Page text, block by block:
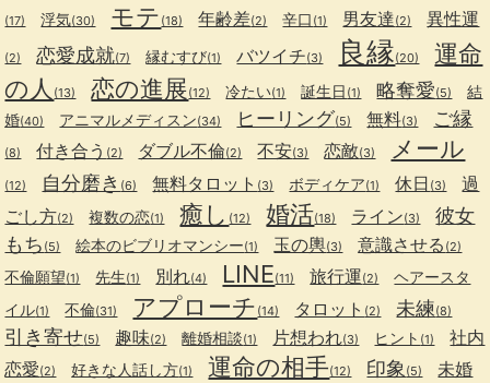
(17) 浮気(30) モテ (18) 年齢差(2) 辛口 (1) 男友達(2) 異性運
(2) 恋愛成就(7) 縁むすび(1) バツイチ(3) 良縁(20)
運命
の人 (13) 恋の進展(12) 冷たい(1) 誕生日 (1) 略奪愛(5)
結
婚(40) アニマルメディスン(34) ヒーリング(5) 無料(3) ご縁
(8) 付き合う (2) ダブル不倫(2) 不安(3) 恋敵(3) メール
(12) 自分磨き (6) 無料タロット (3) ボディケア(1) 休日 (3)
過
ごし方(2) 複数の恋(1) 癒し (12) 婚活(18) ライン(3)
彼女
もち (5) 絵本のビブリオマンシー(1) 玉の輿(3) 意識させる (2)
不倫願望(1) 先生(1) 別れ(4) LINE(11) 旅行運(2)
ヘアースタ
イル(1) 不倫(31) アプローチ (14) タロット (2) 未練(8)
引き寄せ(5) 趣味(2) 離婚相談(1) 片想われ(3) ヒント (1)
社内
恋愛(2) 好きな人話し方(1) 運命の相手(12) 印象 (5) 未婚